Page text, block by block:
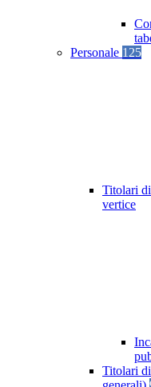
Personale 125
Titolari
vertice
Titolari